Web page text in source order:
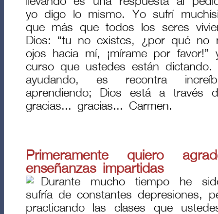
yo digo lo mismo. Yo sufrí
que más que todos los seres
Dios: “tu no existes, ¿por qué no
ojos hacia mí, ¡mírame por favor!”
curso que ustedes están dictando.
ayudando, es recontra
aprendiendo; Dios está a través
gracias... gracias... Carmen.
Primeramente quiero
enseñanzas impartidas
Durante mucho tiempo he
sufría de constantes depresiones,
practicando las clases que